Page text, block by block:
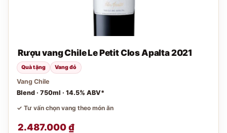
Rượu vang Chile Le Petit Clos Apalta 2021
Quà tặng Vang đỏ
Vang Chile
Blend · 750ml · 14.5% ABV*
✓ Tư vấn chọn vang theo món ăn
2.487.000₫